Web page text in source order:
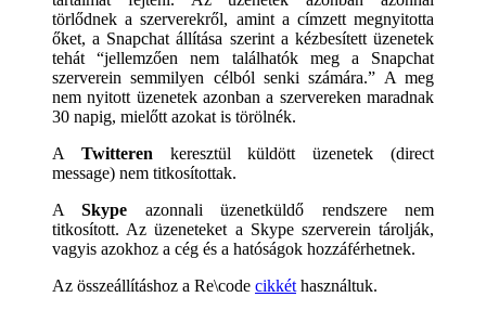
törlődnek a szerverekről, amint a címzett megnyitotta
őket, a Snapchat állítása szerint a kézbesített üzenetek
tehát “jellemzően nem találhatók meg a Snapchat
szerverein semmilyen célból senki számára.” A meg
nem nyitott üzenetek azonban a szervereken maradnak
30 napig, mielőtt azokat is törölnék.
A Twitteren keresztül küldött üzenetek (direct
message) nem titkosítottak.
ASkype azonnali üzenetküldő rendszere nem
titkosított. Az üzeneteket a Skype szerverein tárolják,
vagyis azokhoz a cég és a hatóságok hozzáférhetnek.
Az összeállításhoz a Re\code cikkét használtuk.